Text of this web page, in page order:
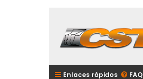
Enlaces rápidos FAQ